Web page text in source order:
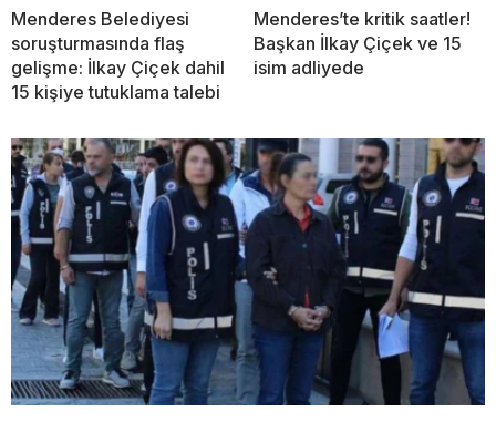
Menderes Belediyesi
soruşturmasında flaş
gelişme: İlkay Çiçek dahil
15 kişiye tutuklama talebi
Menderes’te kritik saatler!
Başkan İlkay Çiçek ve 15
isim adliyede